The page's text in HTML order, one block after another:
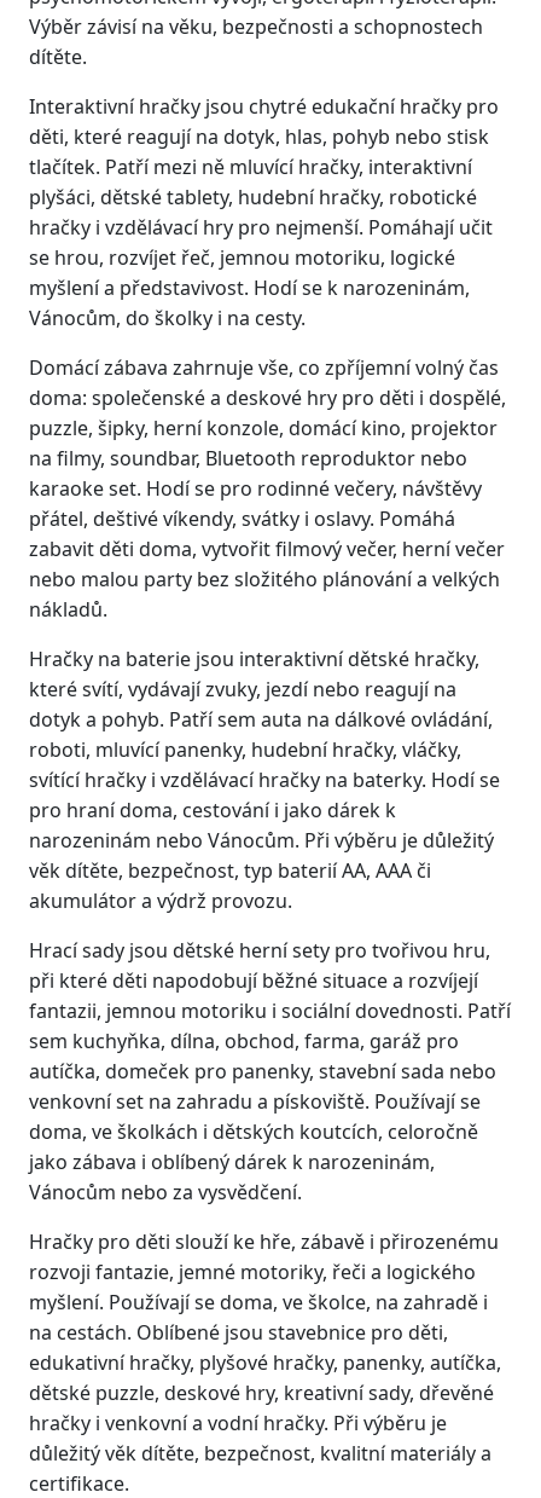
Výběr závisí na věku, bezpečnosti a schopnostech
dítěte.
Interaktivní hračky jsou chytré edukační hračky pro
děti, které reagují na dotyk, hlas, pohyb nebo stisk
tlačítek. Patří mezi ně mluvící hračky, interaktivní
plyšáci, dětské tablety, hudební hračky, robotické
hračky i vzdělávací hry pro nejmenší. Pomáhají učit
se hrou, rozvíjet řeč, jemnou motoriku, logické
myšlení a představivost. Hodí se k narozeninám,
Vánocům, do školky i na cesty.
Domácí zábava zahrnuje vše, co zpříjemní volný čas
doma: společenské a deskové hry pro děti i dospělé,
puzzle, šipky, herní konzole, domácí kino, projektor
na filmy, soundbar, Bluetooth reproduktor nebo
karaoke set. Hodí se pro rodinné večery, návštěvy
přátel, deštivé víkendy, svátky i oslavy. Pomáhá
zabavit děti doma, vytvořit filmový večer, herní večer
nebo malou party bez složitého plánování a velkých
nákladů.
Hračky na baterie jsou interaktivní dětské hračky,
které svítí, vydávají zvuky, jezdí nebo reagují na
dotyk a pohyb. Patří sem auta na dálkové ovládání,
roboti, mluvící panenky, hudební hračky, vláčky,
svítící hračky i vzdělávací hračky na baterky. Hodí se
pro hraní doma, cestování i jako dárek k
narozeninám nebo Vánocům. Při výběru je důležitý
věk dítěte, bezpečnost, typ baterií AA, AAA či
akumulátor a výdrž provozu.
Hrací sady jsou dětské herní sety pro tvořivou hru,
při které děti napodobují běžné situace a rozvíjejí
fantazii, jemnou motoriku i sociální dovednosti. Patří
sem kuchyňka, dílna, obchod, farma, garáž pro
autíčka, domeček pro panenky, stavební sada nebo
venkovní set na zahradu a pískoviště. Používají se
doma, ve školkách i dětských koutcích, celoročně
jako zábava i oblíbený dárek k narozeninám,
Vánocům nebo za vysvědčení.
Hračky pro děti slouží ke hře, zábavě i přirozenému
rozvoji fantazie, jemné motoriky, řeči a logického
myšlení. Používají se doma, ve školce, na zahradě i
na cestách. Oblíbené jsou stavebnice pro děti,
edukativní hračky, plyšové hračky, panenky, autíčka,
dětské puzzle, deskové hry, kreativní sady, dřevěné
hračky i venkovní a vodní hračky. Při výběru je
důležitý věk dítěte, bezpečnost, kvalitní materiály a
certifikace.